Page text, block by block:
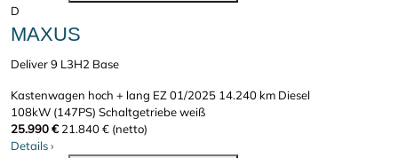
D
MAXUS
Deliver 9 L3H2 Base
Kastenwagen hoch + lang EZ 01/2025 14.240 km Diesel
108kW (147PS) Schaltgetriebeweiß
25.990 € 21.840 € (netto)
Details›